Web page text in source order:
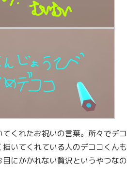
くれたお祝いの言葉。所々でデコ
いてくれている人のデココくんも
にかかれない贅沢というやつなの